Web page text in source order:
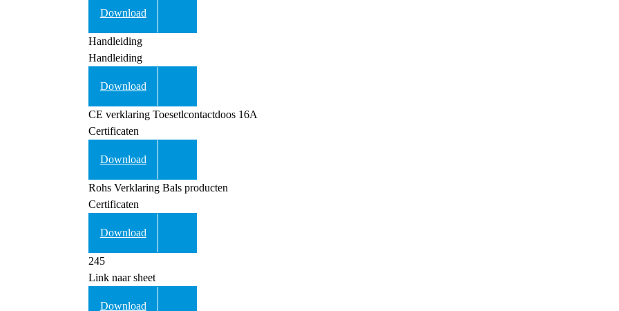
Download
Handleiding
Handleiding
Download
CE verklaring Toesetlcontactdoos 16A
Certificaten
Download
Rohs Verklaring Bals producten
Certificaten
Download
245
Link naar sheet
Download